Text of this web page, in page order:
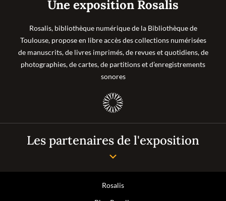
Une exposition Rosalis
Rosalis, bibliothèque numérique de la Bibliothèque de
Toulouse, propose en libre accès des collections numérisées
de manuscrits, de livres imprimés, de revues et quotidiens, de
photographies, de cartes, de partitions et d’enregistrements
sonores
Les partenaires de l'exposition
Rosalis